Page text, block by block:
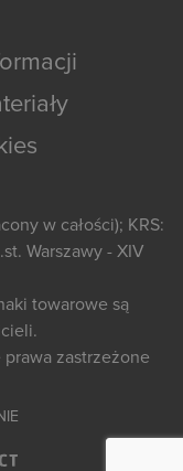
w całości); KRS:
Warszawy - XIV
towarowe są
prawa zastrzeżone